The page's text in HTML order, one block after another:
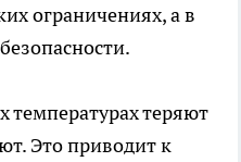
ограничениях, а в
теряют
Это приводит к